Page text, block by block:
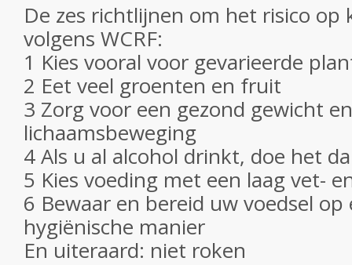
De zes richtlijnen om het risico op
volgens WCRF:
1 Kies vooral voor gevarieerde
2 Eet veel groenten en fruit
3 Zorg voor een gezond gewicht
lichaamsbeweging
4 Als u al alcohol drinkt, doe het
5 Kies voeding met een laag vet-
6 Bewaar en bereid uw voedsel op
hygiënische manier
En uiteraard: niet roken